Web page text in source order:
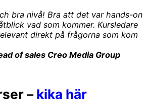
bra nivå! Bra att det var hands-on
vad som kommer. Kursledare
direkt på frågorna som kom
of sales Creo Media Group
–kika här